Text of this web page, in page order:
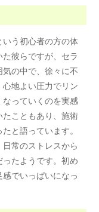
う初心者の方の体
彼らですが、セラ
の中で、徐々に不
地よい圧力でリン
っていくのを実感
こともあり、施術
と語っています。
常のストレスから
たようです。初め
でいっぱいになっ